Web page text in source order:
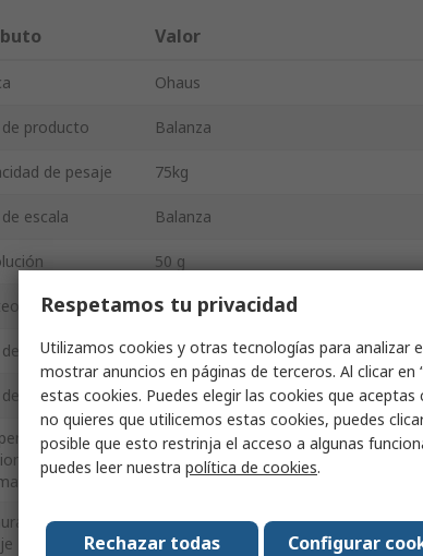
Valor
Ohaus
producto Balanza
de pesaje 75kg
escala Balanza
50 g
de piezas No
pantalla LCD, 7 Segmentos
enchufe Tipo C
de
-10°C
del plato de
400mm
Respetamos tu privacidad
Utilizamos cookies y otras tecnologías para analizar
mostrar anuncios en páginas de terceros. Al clicar en
estas cookies. Puedes elegir las cookies que aceptas
no quieres que utilicemos estas cookies, puedes
posible que esto restrinja el acceso a algunas
puedes leer nuestra política de cookies.
Configurar
Rechazar todas